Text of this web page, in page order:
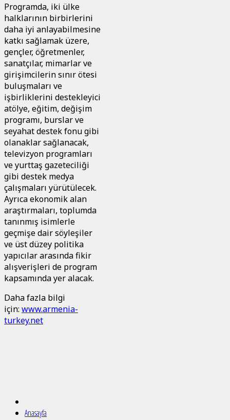
Programda, iki ülke
halklarının birbirlerini
daha iyi anlayabilmesine
katkı sağlamak üzere,
gençler, öğretmenler,
sanatçılar, mimarlar ve
girişimcilerin sınır ötesi
buluşmaları ve
işbirliklerini destekleyici
atölye, eğitim, değişim
programı, burslar ve
seyahat destek fonu gibi
olanaklar sağlanacak,
televizyon programları
ve yurttaş gazeteciliği
gibi destek medya
çalışmaları yürütülecek.
Ayrıca ekonomik alan
araştırmaları, toplumda
tanınmış isimlerle
geçmişe dair söyleşiler
ve üst düzey politika
yapıcılar arasında fikir
alışverişleri de program
kapsamında yer alacak.
Daha fazla bilgi
için: www.armenia-
turkey.net
Anasayfa